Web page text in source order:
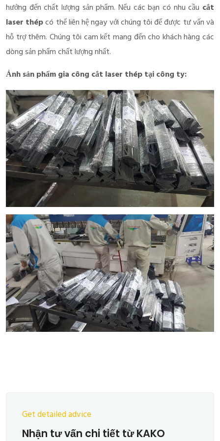
hưởng đến chất lượng sản phẩm. Nếu các bạn có nhu cầu cắt
laser thépcó thể liên hệ ngay với chúng tôi để được tư vấn và
hỗ trợ thêm. Chúng tôi cam kết mang đến cho khách hàng các
dòng sản phẩm chất lượng nhất.
Ảnh sản phẩm gia công cắt laser thép tại công ty:
Get detailed advice
Nhận tư vấn chi tiết từ KAKO